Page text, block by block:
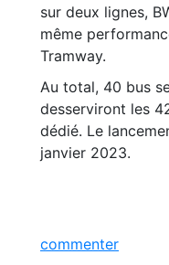
sur deux lignes,
même
Tramway.
Au total, 40 bus
desserviront les
dédié. Le
janvier 2023.
commenter